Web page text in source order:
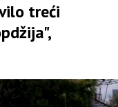
treći